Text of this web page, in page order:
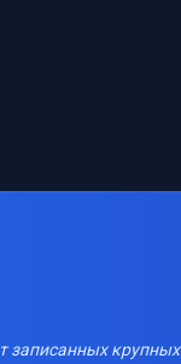
записанных